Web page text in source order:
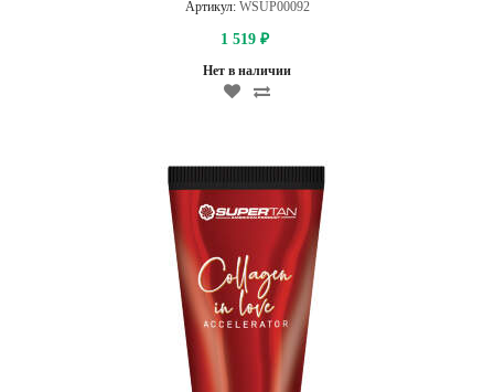
Артикул: WSUP00092
1 519 ₽
Нет в наличии